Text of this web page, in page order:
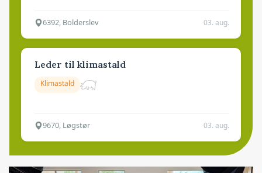
6392, Bolderslev 03. aug.
Leder til klimastald
Klimastald
9670, Løgstør 03. aug.